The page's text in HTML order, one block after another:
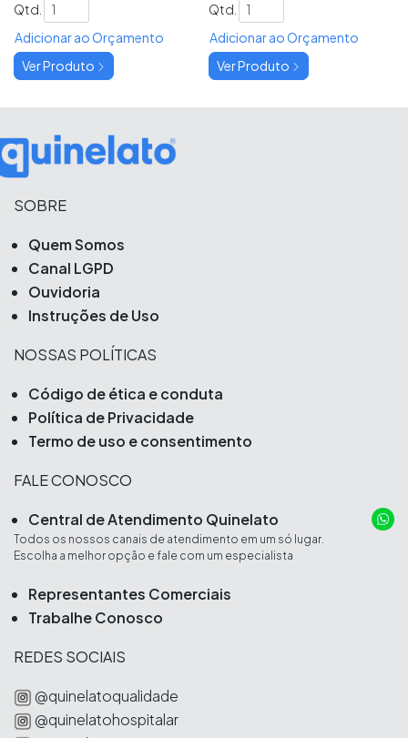
Qtd.
Adicionar ao Orçamento
Ver Produto
Qtd.
Adicionar ao Orçamento
Ver Produto
SOBRE
Quem Somos
Canal LGPD
Ouvidoria
Instruções de Uso
NOSSAS POLÍTICAS
Código de ética e conduta
Política de Privacidade
Termo de uso e consentimento
FALE CONOSCO
Central de Atendimento Quinelato
Todos os nossos canais de atendimento em um só lugar.
Escolha a melhor opção e fale com um especialista
Representantes Comerciais
Trabalhe Conosco
REDES SOCIAIS
@quinelatoqualidade
@quinelatohospitalar